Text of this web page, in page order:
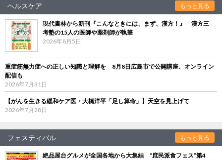
ヘルスケア もっと見る
現代書林から新刊『こんなときには、まず、漢方！』 漢方三
考塾の15人の医師や薬剤師が執筆
2026年8月5日
重症筋無力症への正しい知識と理解を 8月8日広島市で公開講座、オンライン
配信も
2026年7月31日
【がんを生きる緩和ケア医・大橋洋平「足し算命」】天空を見上げて
2026年7月28日
フェスティバル もっと見る
絶品屋台グルメが全国各地から大集結 “庶民派食フェス”第4